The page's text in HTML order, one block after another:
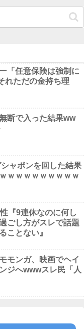
られちゃう NEW!
決勝結果他
たすぎてご乱心ｗｗｗ
コンの回答と衝撃の詳
なんで特に影響ない
本兵を撃退する「抗日
姿で一斉突撃！他
ケベだったｗｗｗｗｗ
んだw(パシャ」 NEW!
「任意保険は強制に
れただの金持ち理
断で入った結果ww
シャポンを回した結果
ｗｗｗｗｗｗｗｗｗ
『9連休なのに何し
ごし方がスレで話題
ことない』
モンガ、映画でヘイ
ジへwwwスレ民「人